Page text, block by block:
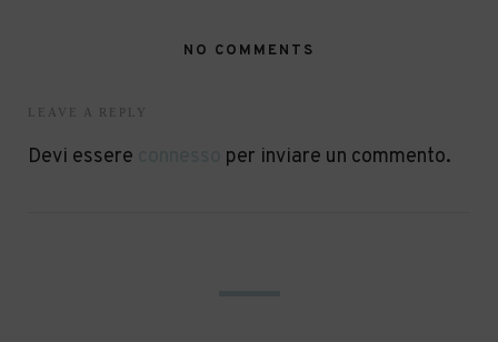
NO COMMENTS
LEAVE A REPLY
Devi essere per inviare un commento.